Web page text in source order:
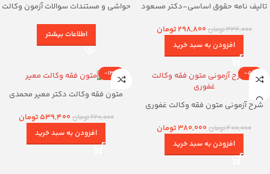
تالیف نامه حقوق اساسی-دکتر مسعود
332,000تومان298,800تومان
افزودن به سبد خرید
حواشی و مستندات سوالات آزمون وکالت
اطلاعات بیشتر
-5%
شرح آزمونی متون فقه وکالت غفوری
400,000تومان380,000تومان
افزودن به سبد خرید
-13%
متون فقه وکالت دکتر معیر محمدی
620,000تومان539,400 تومان
افزودن به سبد خرید